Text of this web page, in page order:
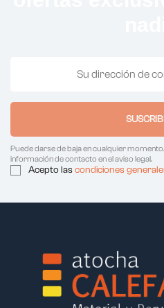
Puede darse de baja en cualquier
información de contacto en el aviso legal.
Acepto lascondiciones